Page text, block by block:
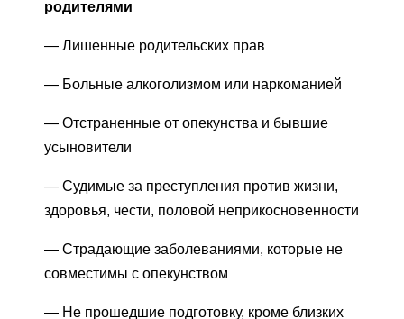
родителями
— Лишенные родительских прав
— Больные алкоголизмом или наркоманией
— Отстраненные от опекунства и бывшие
усыновители
— Судимые за преступления против жизни,
здоровья, чести, половой неприкосновенности
— Страдающие заболеваниями, которые не
совместимы с опекунством
— Не прошедшие подготовку, кроме близких